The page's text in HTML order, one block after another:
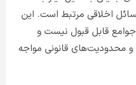
اخلاقی مرتبط است. این
جوامع قابل قبول نیست و
محدودیت‌های قانونی مواجه